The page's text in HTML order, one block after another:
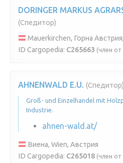
DORINGER MARKUS
(Спедитор)
Mauerkirchen, Горна
ID Cargopedia: C265663 (член
AHNENWALD E.U. (Спедитор)
Groß- und Einzelhandel mit
Industrie.
ahnen-wald.at/
Виена, Wien, Австрия
ID Cargopedia: C265018 (член